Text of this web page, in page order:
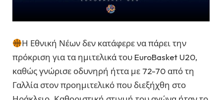
Η Εθνική Νέων δεν κατάφερε να πάρει την
πρόκριση για τα ημιτελικά του EuroBasket U20,
καθώς γνώρισε οδυνηρή ήττα με 72-70 από τη
Γαλλία στον προημιτελικό που διεξήχθη στο